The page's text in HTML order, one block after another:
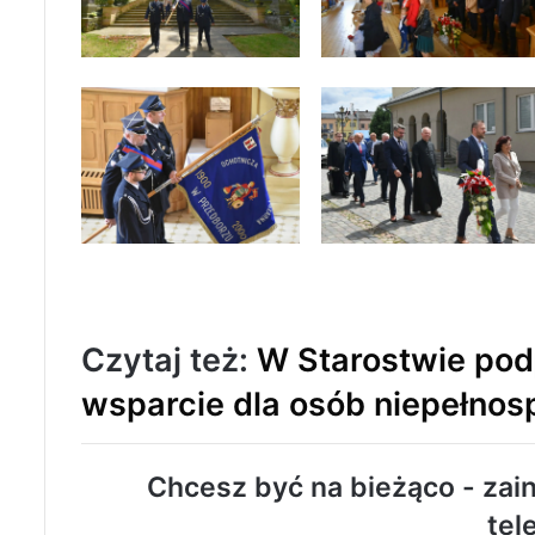
Czytaj też: W Starostwie
wsparcie dla osób
Chcesz być na bieżąco -